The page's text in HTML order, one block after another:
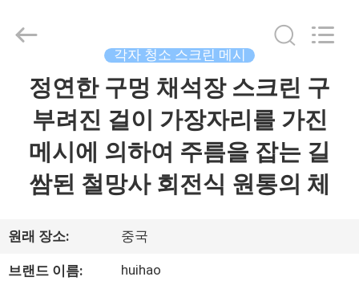
우
리
2026
Reserved.
각자 청소 스크린 메시
정연한 구멍 채석장 스크린 구
부려진 걸이 가장자리를 가진
메시에 의하여 주름을 잡는 길
쌈된 철망사 회전식 원통의 체
원래 장소: 중국
브랜드 이름: huihao